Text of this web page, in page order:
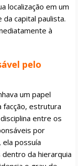
localização em um
capital paulista.
à
pelo
um papel
facção, estrutura
entre os
por
ela possuía
da hierarquia